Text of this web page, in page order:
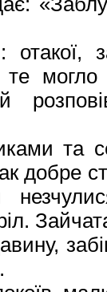
та
добре